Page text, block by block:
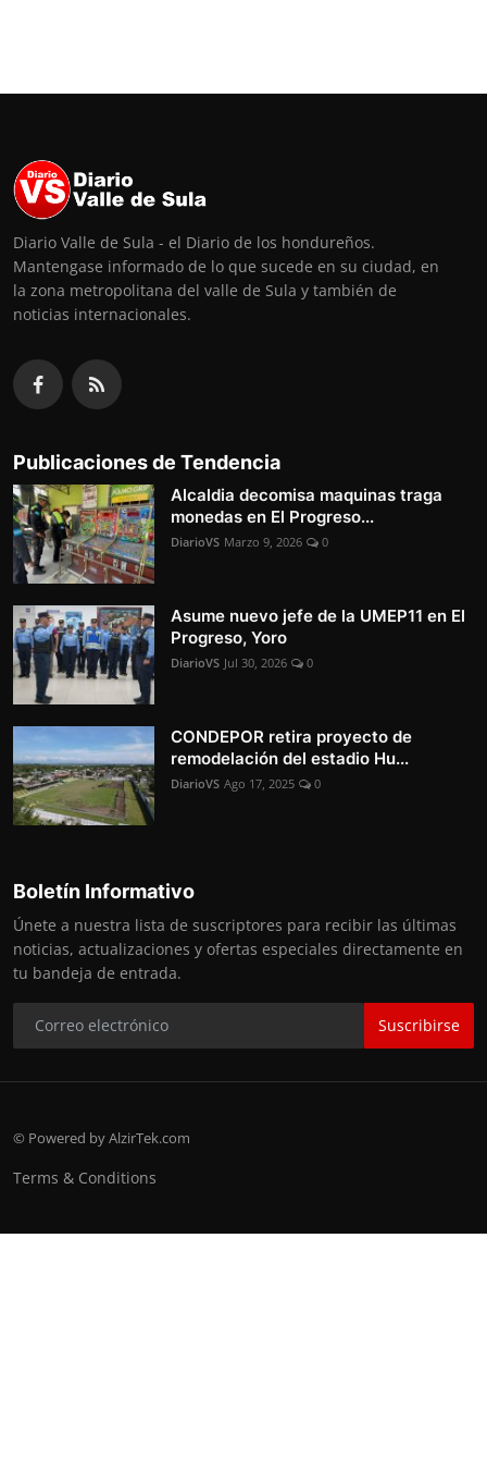
Diario Valle de Sula - el Diario de los hondureños.
Mantengase informado de lo que sucede en su ciudad, en
la zona metropolitana del valle de Sula y también de
noticias internacionales.
Publicaciones de Tendencia
Alcaldia decomisa maquinas traga
monedas en El Progreso...
DiarioVS Marzo 9, 2026 0
Asume nuevo jefe de la UMEP11 en El
Progreso, Yoro
DiarioVS Jul 30, 2026 0
CONDEPOR retira proyecto de
remodelación del estadio Hu...
DiarioVS Ago 17, 2025 0
Boletín Informativo
Únete a nuestra lista de suscriptores para recibir las últimas
noticias, actualizaciones y ofertas especiales directamente en
tu bandeja de entrada.
Suscribirse
© Powered by AlzirTek.com
Terms & Conditions